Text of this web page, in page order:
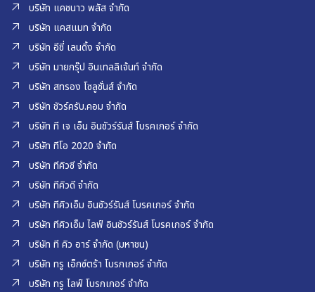
บริษัท แคชนาว พลัส จำกัด
บริษัท แคสแมท จำกัด
บริษัท อีซี่ เลนดิ้ง จำกัด
บริษัท มายกรุ๊ป อินเทลลิเจ้นท์ จำกัด
บริษัท สทรอง โซลูชั่นส์ จำกัด
บริษัท ชัวร์ครับ.คอม จำกัด
บริษัท ที เจ เอ็น อินชัวร์รันส์ โบรคเกอร์ จำกัด
บริษัท ทีโอ 2020 จำกัด
บริษัท ทีคิวซี จำกัด
บริษัท ทีคิวดี จำกัด
บริษัท ทีคิวเอ็ม อินชัวร์รันส์ โบรคเกอร์ จำกัด
บริษัท ทีคิวเอ็ม ไลฟ์ อินชัวร์รันส์ โบรคเกอร์ จำกัด
บริษัท ที คิว อาร์ จำกัด (มหาชน)
บริษัท ทรู เอ็กซ์ตร้า โบรกเกอร์ จำกัด
บริษัท ทรู ไลฟ์ โบรกเกอร์ จำกัด